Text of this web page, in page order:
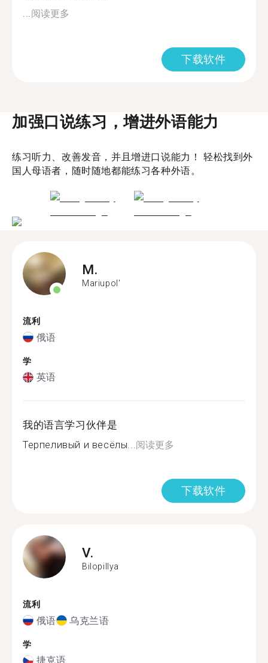
阅读更多
下载软件
加强口说练习，增进外语能力
练习听力、改善发音，并且增进口说能力！ 轻松找到外
国人母语者，随时随地都能练习各种外语。
M.
Mariupol'
流利
俄语
学
英语
我的语言学习伙伴是
Терпеливый и весёлы...阅读更多
下载软件
V.
Bilopillya
流利
俄语 乌克兰语
学
捷克语